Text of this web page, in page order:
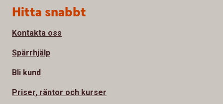
Sidfot
Hitta snabbt
Kontakta oss
Spärrhjälp
Bli kund
Priser, räntor och kurser